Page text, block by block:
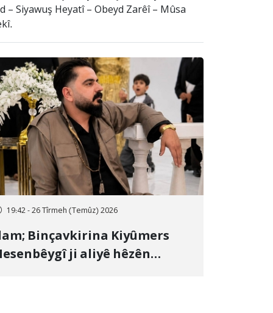
– Siyawuş Heyatî – Obeyd Zarêî – Mûsa
19:42 - 26 Tîrmeh (Temûz) 2026
Binçavkirina Kiyûmers
ji aliyê hêzên